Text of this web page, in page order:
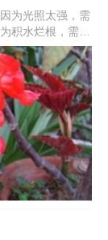
为光照太强，需
积水烂根，需要
种；如果是因为
为空气干燥，需